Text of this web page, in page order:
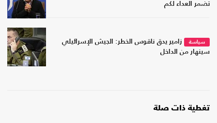
تضمر العداء لكم
سياسة
زامير يدق ناقوس الخطر: الجيش الإسرائيلي
سينهار من الداخل
تغطية ذات صلة